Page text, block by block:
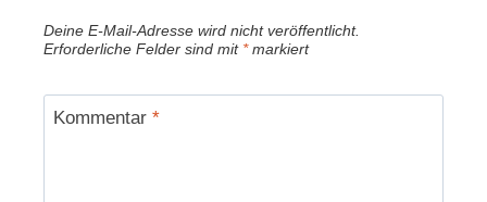
Deine E-Mail-Adresse wird nicht veröffentlicht.
Erforderliche Felder sind mit *markiert
Kommentar *